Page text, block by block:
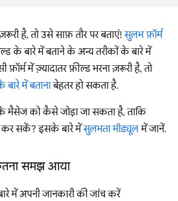
है, तो उसे साफ़ तौर पर बताएं!सुलभ फ़ॉर्म
के बारे में बताने के अन्य तरीकों के बारे में
फ़ॉर्म में ज़्यादातर फ़ील्ड भरना ज़रूरी है, तो
में बतानाबेहतर हो सकता है.
के मैसेज को कैसे जोड़ा जा सकता है, ताकि
कर सकें? इसके बारे मेंसुलभता मॉड्यूलमें जानें.
समझ आया
में अपनी जानकारी की जांच करें